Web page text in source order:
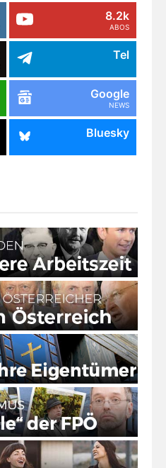
8.2k
ABOS
Tel
Google
NEWS
Bluesky